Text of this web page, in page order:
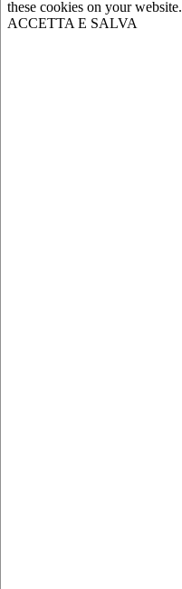
these cookies on your website.
ACCETTA E SALVA